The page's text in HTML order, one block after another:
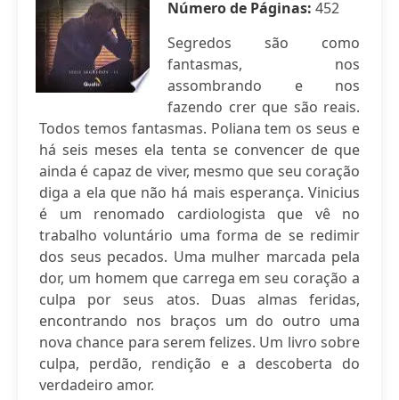
Número de Páginas: 452
Segredos são como
fantasmas, nos
assombrando e nos
fazendo crer que são reais.
Todos temos fantasmas. Poliana tem os seus e
há seis meses ela tenta se convencer de que
ainda é capaz de viver, mesmo que seu coração
diga a ela que não há mais esperança. Vinicius
é um renomado cardiologista que vê no
trabalho voluntário uma forma de se redimir
dos seus pecados. Uma mulher marcada pela
dor, um homem que carrega em seu coração a
culpa por seus atos. Duas almas feridas,
encontrando nos braços um do outro uma
nova chance para serem felizes. Um livro sobre
culpa, perdão, rendição e a descoberta do
verdadeiro amor.